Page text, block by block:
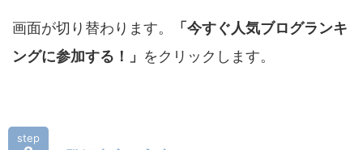
画面が切り替わります。
「今すぐ人気ブログランキ
ングに参加する！」 をクリックします。
step